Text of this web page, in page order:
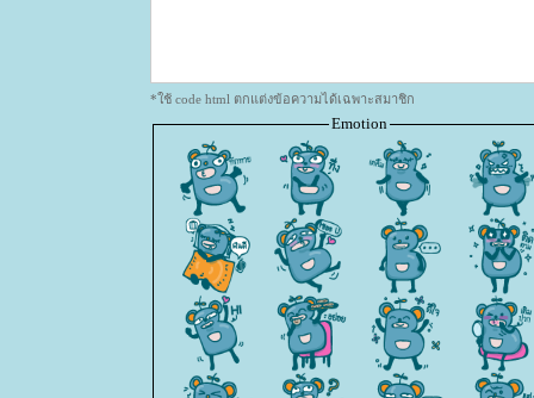
*ใช้ code html ตกแต่งข้อความได้เฉพาะสมาชิก
Emotion